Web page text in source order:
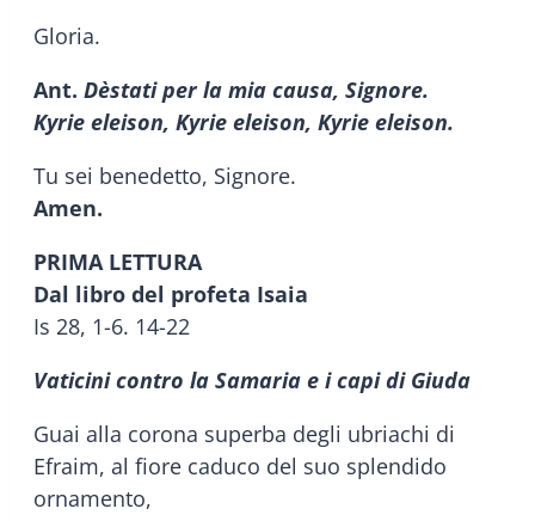
Gloria.
Ant. Dèstati per la mia causa, Signore.
Kyrie eleison, Kyrie eleison, Kyrie eleison.
Tu sei benedetto, Signore.
Amen.
PRIMA LETTURA
Dal libro del profeta Isaia
Is 28, 1-6. 14-22
Vaticini contro la Samaria e i capi di Giuda
Guai alla corona superba degli ubriachi di
Efraim, al fiore caduco del suo splendido
ornamento,